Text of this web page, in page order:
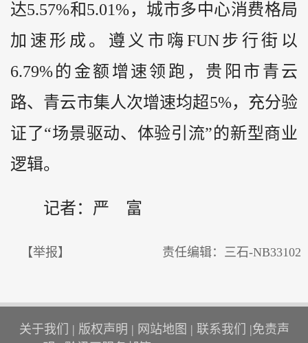
达5.57%和5.01%，城市多中心消费格局
加速形成。遵义市嗨FUN步行街以
6.79%的金额增速领跑，贵阳市青云
路、青云市集人次增速均超5%，充分验
证了“场景驱动、体验引流”的新型商业
逻辑。
记者：严 富
【举报】 责任编辑：三石-NB33102
关于我们 | 版权声明 | 网站地图 | 联系我们 |免责声